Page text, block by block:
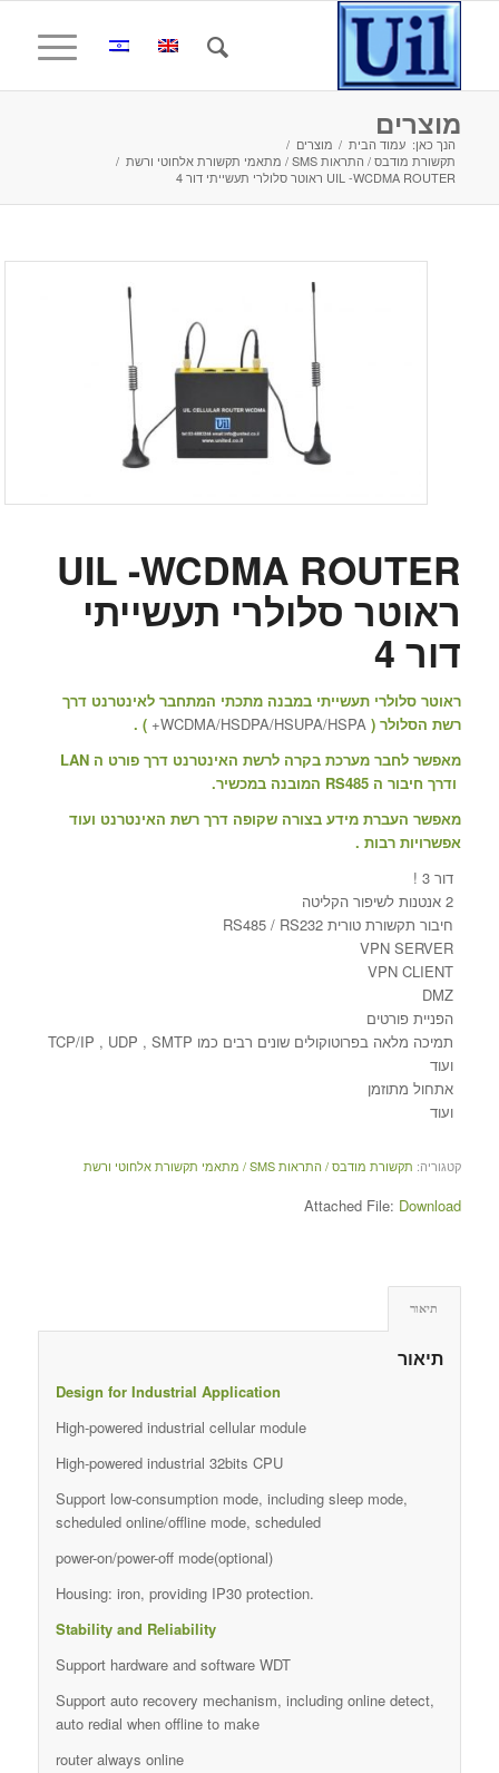
מוצרים
הנך כאן: עמוד הבית / מוצרים /
תקשורת מודבס / התראות SMS / מתאמי תקשורת אלחוטי ורשת
/
UIL -WCDMA ROUTER ראוטר סלולרי תעשייתי דור 4
UIL -WCDMA ROUTER
ראוטר סלולרי תעשייתי
דור 4
ראוטר סלולרי תעשייתי במבנה מתכתי המתחבר לאינטרנט דרך
רשת הסלולר ( WCDMA/HSDPA/HSUPA/HSPA+
) .
מאפשר לחבר מערכת בקרה לרשת האינטרנט דרך פורט ה LAN
ודרך חיבור ה RS485 המובנה במכשיר.
מאפשר העברת מידע בצורה שקופה דרך רשת האינטרנט ועוד
אפשרויות רבות .
דור 3 !
2 אנטנות לשיפור הקליטה
חיבור תקשורת טורית RS485 / RS232
VPN SERVER
VPN CLIENT
DMZ
הפניית פורטים
תמיכה מלאה בפרוטוקולים שונים רבים כמו TCP/IP , UDP , SMTP
ועוד
אתחול מתוזמן
ועוד
קטגוריה: תקשורת מודבס / התראות SMS / מתאמי תקשורת אלחוטי ורשת
Attached File: Download
תיאור
תיאור
Design for Industrial Application
High-powered industrial cellular module
High-powered industrial 32bits CPU
Support low-consumption mode, including sleep mode,
scheduled online/offline mode, scheduled
power-on/power-off mode(optional)
Housing: iron, providing IP30 protection.
Stability and Reliability
Support hardware and software WDT
Support auto recovery mechanism, including online detect,
auto redial when offline to make
router always online